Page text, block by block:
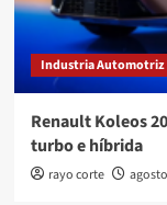
Industria Automotriz
Renault Koleos
turbo e híbrida
rayo corte